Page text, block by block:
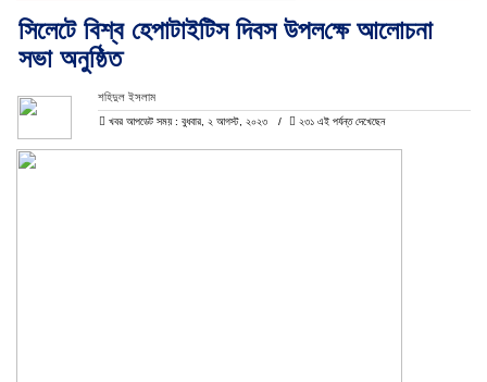
সিলেটে বিশ্ব হেপাটাইটিস দিবস উপল‌ক্ষে আলোচনা
সভা অনুষ্ঠিত
শ‌হিদুল ইসলাম
খবর আপডেট সময় : বুধবার, ২ আগস্ট, ২০২৩ ২৩১ এই পর্যন্ত দেখেছেন